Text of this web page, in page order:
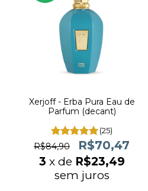
Xerjoff - Erba Pura Eau de
Parfum (decant)
(25)
R$84,90 R$70,47
3 x de R$23,49
sem juros